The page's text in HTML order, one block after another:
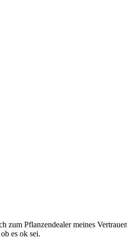
zum Pflanzendealer meines
es ok sei.